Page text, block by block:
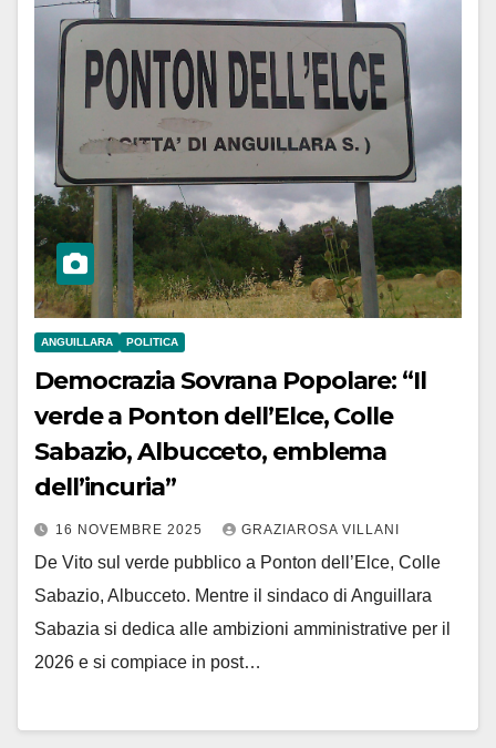
ANGUILLARA POLITICA
Democrazia Sovrana Popolare: “Il
verde a Ponton dell’Elce, Colle
Sabazio, Albucceto, emblema
dell’incuria”
16 NOVEMBRE 2025 GRAZIAROSA VILLANI
De Vito sul verde pubblico a Ponton dell’Elce, Colle
Sabazio, Albucceto. Mentre il sindaco di Anguillara
Sabazia si dedica alle ambizioni amministrative per il
2026 e si compiace in post…